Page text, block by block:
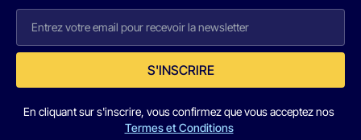
S'INSCRIRE
En cliquant sur s'inscrire, vous confirmez que vous acceptez nos
Termes et Conditions